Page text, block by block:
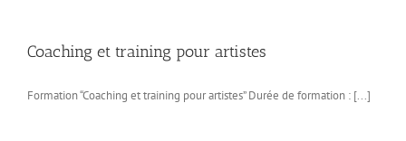
Coaching et training pour artistes
Formation “Coaching et training pour artistes” Durée de formation : [...]